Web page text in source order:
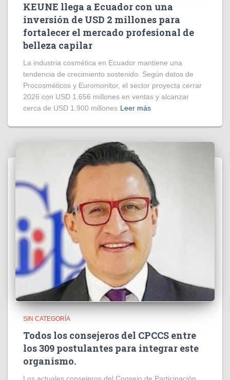
KEUNE llega a Ecuador con una
inversión de USD 2 millones para
fortalecer el mercado profesional de
belleza capilar
La industria cosmética en Ecuador mantiene una
tendencia de crecimiento sostenido. Según datos de
Procosméticos y Euromonitor, el sector proyecta cerrar
2026 con USD 1.656 millones en ventas y alcanzar
cerca de USD 1.900 millones Leer más
SIN CATEGORÍA
Todos los consejeros del CPCCS entre
los 309 postulantes para integrar este
organismo.